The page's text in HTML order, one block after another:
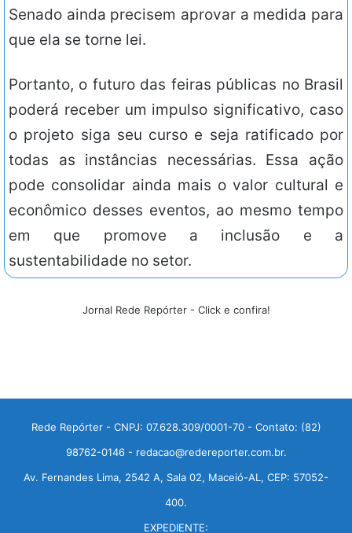
Senado ainda precisem aprovar a medida para
que ela se torne lei.
Portanto, o futuro das feiras públicas no Brasil
poderá receber um impulso significativo, caso
o projeto siga seu curso e seja ratificado por
todas as instâncias necessárias. Essa ação
pode consolidar ainda mais o valor cultural e
econômico desses eventos, ao mesmo tempo
em que promove a inclusão e a
sustentabilidade no setor.
Jornal Rede Repórter - Click e confira!
Rede Repórter - CNPJ: 07.628.309/0001-70 - Contato: (82)
98762-0146 - redacao@redereporter.com.br.
Av. Fernandes Lima, 2542 A, Sala 02, Maceió-AL, CEP: 57052-
400.
EXPEDIENTE: